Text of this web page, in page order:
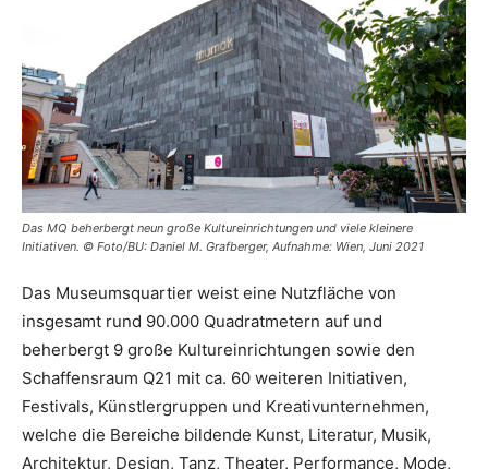
Das MQ beherbergt neun große Kultureinrichtungen und viele kleinere
Initiativen. © Foto/BU: Daniel M. Grafberger, Aufnahme: Wien, Juni 2021
Das Museumsquartier weist eine Nutzfläche von
insgesamt rund 90.000 Quadratmetern auf und
beherbergt 9 große Kultureinrichtungen sowie den
Schaffensraum Q21 mit ca. 60 weiteren Initiativen,
Festivals, Künstlergruppen und Kreativunternehmen,
welche die Bereiche bildende Kunst, Literatur, Musik,
Architektur, Design, Tanz, Theater, Performance, Mode,